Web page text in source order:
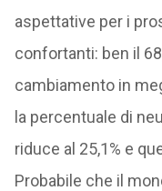
aspettative per i
confortanti: ben il
cambiamento in
la percentuale di
riduce al 25,1% e
Probabile che il